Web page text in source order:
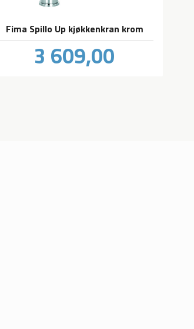
Fima Spillo Up kjøkkenkran krom
Pris
3 609,00